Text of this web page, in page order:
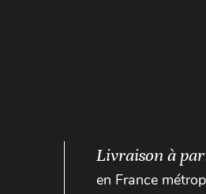
Livraison à
en France